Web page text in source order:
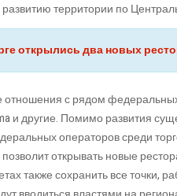
территории по
открылись два новых
с рядом
и другие. Помимо развития
операторов среди
открывать новые
также сохранить все точки,